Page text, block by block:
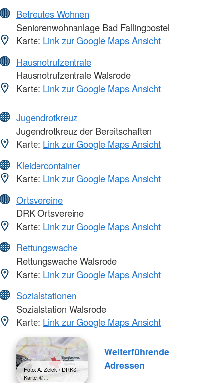
Betreutes Wohnen
Seniorenwohnanlage Bad Fallingbostel
Karte: Link zur Google Maps Ansicht
Hausnotrufzentrale
Hausnotrufzentrale Walsrode
Karte: Link zur Google Maps Ansicht
Jugendrotkreuz
Jugendrotkreuz der Bereitschaften
Karte: Link zur Google Maps Ansicht
Kleidercontainer
Karte: Link zur Google Maps Ansicht
Ortsvereine
DRK Ortsvereine
Karte: Link zur Google Maps Ansicht
Rettungswache
Rettungswache Walsrode
Karte: Link zur Google Maps Ansicht
Sozialstationen
Sozialstation Walsrode
Karte: Link zur Google Maps Ansicht
Foto: A. Zelck / DRKS,
Karte: ©…
Weiterführende
Adressen